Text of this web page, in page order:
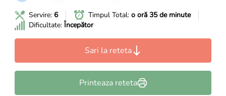
Servire: 6 Timpul Total: o oră 35 de minute
Dificultate:Începător
Sari la reteta
Printeaza reteta